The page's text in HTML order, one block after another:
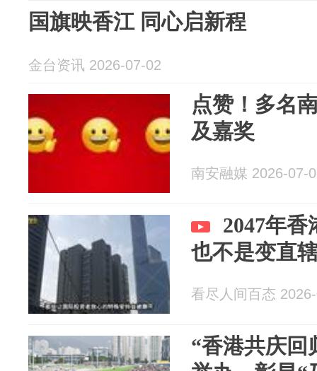
国旗映香江 同心启新程
金台资讯 2026-07-02
点赞！多名
及嘉奖
南安融媒 2026-07-
2047年
也不是变直
看尽人间百态
“香港共庆回